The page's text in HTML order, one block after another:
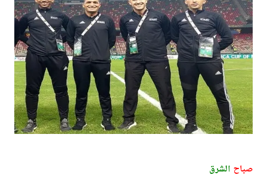
صباح الشرق